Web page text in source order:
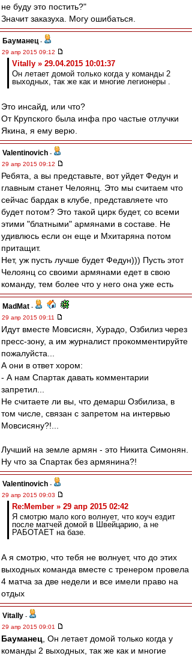
не буду это постить?"
Значит заказуха. Могу ошибаться.
Бауманец -
29 апр 2015 09:12
Vitally » 29.04.2015 10:01:37
Он летает домой только когда у команды 2
выходных, так же как и многие легионеры .
Это инсайд, или что?
От Крупского была инфа про частые отлучки
Якина, я ему верю.
Valentinovich -
29 апр 2015 09:12
Ребята, а вы представьте, вот уйдет Федун и
главным станет Челоянц. Это мы считаем что
сейчас бардак в клубе, представляете что
будет потом? Это такой цирк будет, со всеми
этими "блатными" армянами в составе. Не
удивлюсь если он еще и Мхитаряна потом
притащит.
Нет, уж пусть лучше будет Федун))) Пусть этот
Челоянц со своими армянами едет в свою
команду, тем более что у него она уже есть
MadMat -
29 апр 2015 09:11
Идут вместе Мовсисян, Хурадо, Озбилиз через
пресс-зону, а им журналист прокомментируйте
пожалуйста...
А они в ответ хором:
- А нам Спартак давать комментарии
запретил...
Не считаете ли вы, что демарш Озбилиза, в
том числе, связан с запретом на интервью
Мовсисяну?!...
Лучший на земле армян - это Никита Симонян.
Ну что за Спартак без армянина?!
Valentinovich -
29 апр 2015 09:03
Re:Member » 29 апр 2015 02:42
Я смотрю мало кого волнует, что коуч ездит
после матчей домой в Швейцарию, а не
РАБОТАЕТ на базе.
А я смотрю, что тебя не волнует, что до этих
выходных команда вместе с тренером провела
4 матча за две недели и все имели право на
отдых
Vitally -
29 апр 2015 09:01
Бауманец , Он летает домой только когда у
команды 2 выходных, так же как и многие